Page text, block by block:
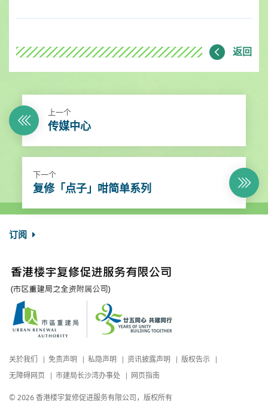
返回
上一个
传媒中心
下一个
复修「点子」咁简单系列
订阅
关於我们 免责声明 私隐声明 资讯披露声明
版权告示
无障碍网页
市建局长沙湾办事处 网页指南
© 2026 香港楼宇复修促进服务有限公司，版权所有